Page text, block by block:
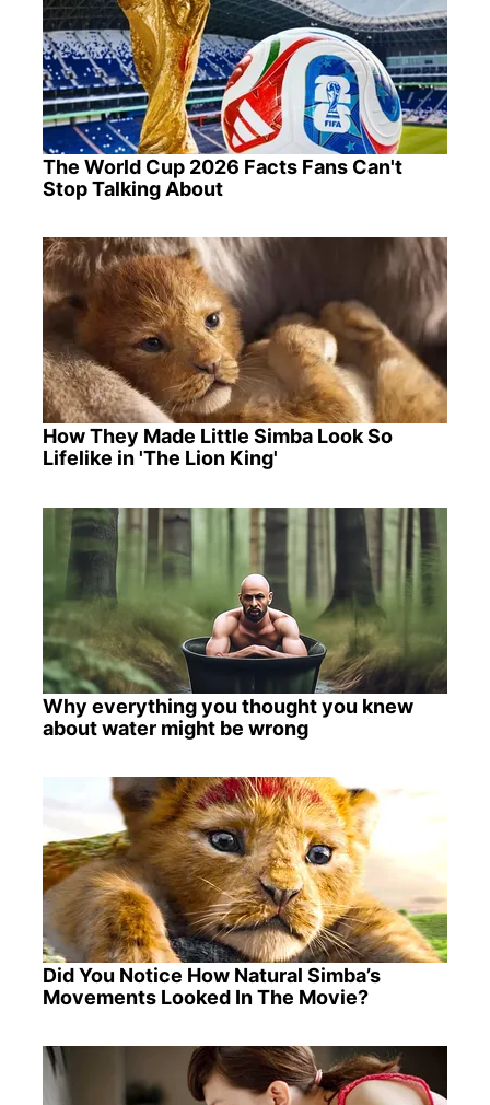
The World Cup 2026 Facts Fans Can't
Stop Talking About
How They Made Little Simba Look So
Lifelike in 'The Lion King'
Why everything you thought you knew
about water might be wrong
Did You Notice How Natural Simba’s
Movements Looked In The Movie?